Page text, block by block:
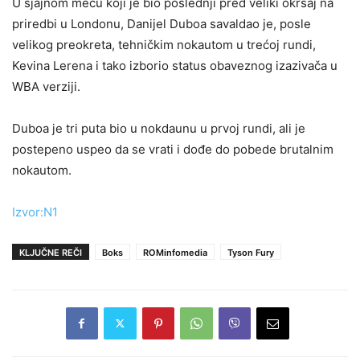
priredbi u Londonu, Danijel Duboa savaldao je, posle
velikog preokreta, tehničkim nokautom u trećoj rundi,
Kevina Lerena i tako izborio status obaveznog izazivača u
WBA verziji.
Duboa je tri puta bio u nokdaunu u prvoj rundi, ali je
postepeno uspeo da se vrati i dođe do pobede brutalnim
nokautom.
Izvor:N1
KLJUČNE REČI Boks ROMinfomedia Tyson Fury